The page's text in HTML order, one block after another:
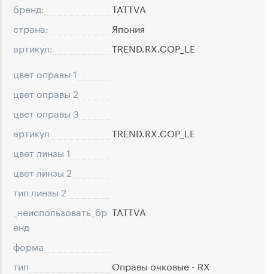
бренд:
TATTVA
страна:
Япония
артикул:
TREND.RX.COP_LE
цвет оправы 1
цвет оправы 2
цвет оправы 3
артикул
TREND.RX.COP_LE
цвет линзы 1
цвет линзы 2
тип линзы 2
_неиспользовать_бр
eнд
TATTVA
форма
тип
Оправы очковые - RX